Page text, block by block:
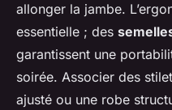
allonger la jambe.
essentielle ; des
garantissent une
soirée. Associer des
ajusté ou une robe